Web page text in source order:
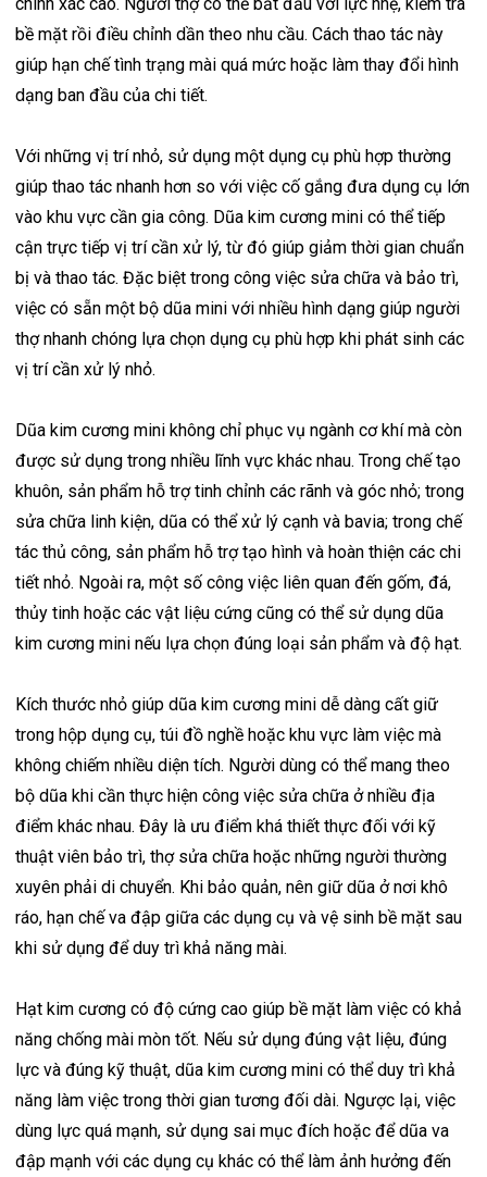
bề mặt rồi điều chỉnh dần theo nhu cầu. Cách thao tác này
giúp hạn chế tình trạng mài quá mức hoặc làm thay đổi hình
dạng ban đầu của chi tiết.
Với những vị trí nhỏ, sử dụng một dụng cụ phù hợp thường
giúp thao tác nhanh hơn so với việc cố gắng đưa dụng cụ lớn
vào khu vực cần gia công. Dũa kim cương mini có thể tiếp
cận trực tiếp vị trí cần xử lý, từ đó giúp giảm thời gian chuẩn
bị và thao tác. Đặc biệt trong công việc sửa chữa và bảo trì,
việc có sẵn một bộ dũa mini với nhiều hình dạng giúp người
thợ nhanh chóng lựa chọn dụng cụ phù hợp khi phát sinh các
vị trí cần xử lý nhỏ.
Dũa kim cương mini không chỉ phục vụ ngành cơ khí mà còn
được sử dụng trong nhiều lĩnh vực khác nhau. Trong chế tạo
khuôn, sản phẩm hỗ trợ tinh chỉnh các rãnh và góc nhỏ; trong
sửa chữa linh kiện, dũa có thể xử lý cạnh và bavia; trong chế
tác thủ công, sản phẩm hỗ trợ tạo hình và hoàn thiện các chi
tiết nhỏ. Ngoài ra, một số công việc liên quan đến gốm, đá,
thủy tinh hoặc các vật liệu cứng cũng có thể sử dụng dũa
kim cương mini nếu lựa chọn đúng loại sản phẩm và độ hạt.
Kích thước nhỏ giúp dũa kim cương mini dễ dàng cất giữ
trong hộp dụng cụ, túi đồ nghề hoặc khu vực làm việc mà
không chiếm nhiều diện tích. Người dùng có thể mang theo
bộ dũa khi cần thực hiện công việc sửa chữa ở nhiều địa
điểm khác nhau. Đây là ưu điểm khá thiết thực đối với kỹ
thuật viên bảo trì, thợ sửa chữa hoặc những người thường
xuyên phải di chuyển. Khi bảo quản, nên giữ dũa ở nơi khô
ráo, hạn chế va đập giữa các dụng cụ và vệ sinh bề mặt sau
khi sử dụng để duy trì khả năng mài.
Hạt kim cương có độ cứng cao giúp bề mặt làm việc có khả
năng chống mài mòn tốt. Nếu sử dụng đúng vật liệu, đúng
lực và đúng kỹ thuật, dũa kim cương mini có thể duy trì khả
năng làm việc trong thời gian tương đối dài. Ngược lại, việc
dùng lực quá mạnh, sử dụng sai mục đích hoặc để dũa va
đập mạnh với các dụng cụ khác có thể làm ảnh hưởng đến